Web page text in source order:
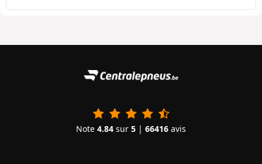
Note 4.84 sur 5 | 66416 avis